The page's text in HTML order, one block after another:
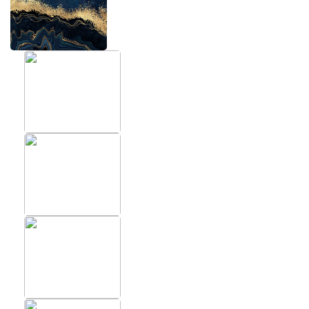
ХИТЫ
Фотообои в скандинавском
Фотообои супергерои